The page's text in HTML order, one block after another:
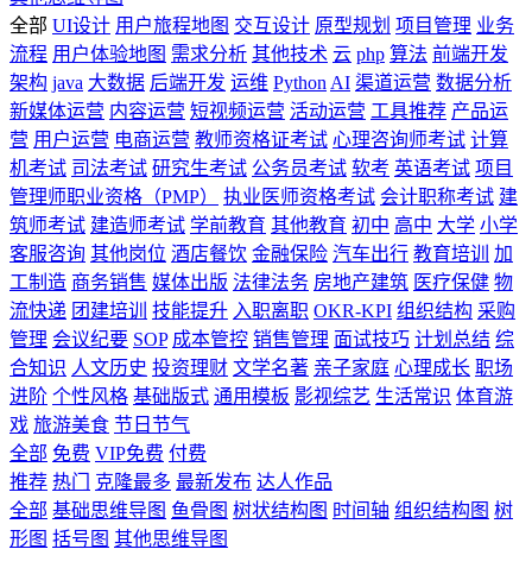
全部 UI设计 用户旅程地图 交互设计 原型规划 项目管理 业务
流程 用户体验地图 需求分析 其他技术 云 php 算法 前端开发
架构 java 大数据 后端开发 运维 Python AI 渠道运营 数据分析
新媒体运营 内容运营 短视频运营 活动运营 工具推荐 产品运
营 用户运营 电商运营 教师资格证考试 心理咨询师考试 计算
机考试 司法考试 研究生考试 公务员考试 软考 英语考试 项目
管理师职业资格（PMP）
执业医师资格考试 会计职称考试 建
筑师考试 建造师考试 学前教育 其他教育 初中 高中 大学 小学
客服咨询 其他岗位 酒店餐饮 金融保险 汽车出行 教育培训
加
工制造 商务销售 媒体出版 法律法务 房地产建筑 医疗保健 物
流快递 团建培训 技能提升 入职离职 OKR-KPI 组织结构 采购
管理 会议纪要 SOP 成本管控 销售管理 面试技巧 计划总结 综
合知识 人文历史 投资理财 文学名著 亲子家庭 心理成长 职场
进阶 个性风格 基础版式 通用模板 影视综艺 生活常识 体育游
戏 旅游美食 节日节气
全部 免费 VIP免费 付费
推荐 热门 克隆最多 最新发布 达人作品
全部 基础思维导图 鱼骨图 树状结构图 时间轴 组织结构图 树
形图 括号图 其他思维导图